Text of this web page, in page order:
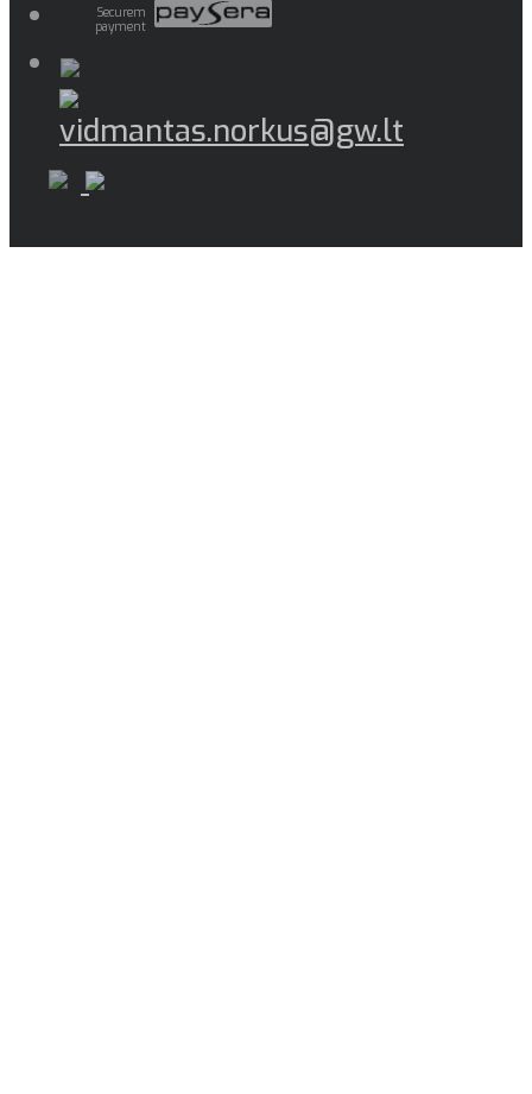
Securem
payment